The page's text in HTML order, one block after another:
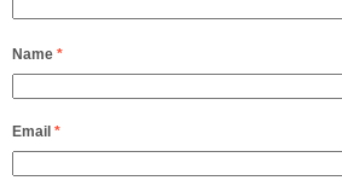
Name *
Email *